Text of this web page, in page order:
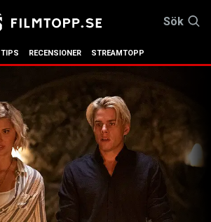
Sök
TIPS RECENSIONER STREAMTOPP